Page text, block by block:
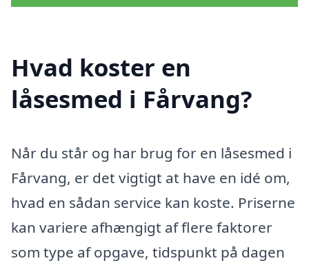
Hvad koster en
låsesmed i Fårvang?
Når du står og har brug for en låsesmed i
Fårvang, er det vigtigt at have en idé om,
hvad en sådan service kan koste. Priserne
kan variere afhængigt af flere faktorer
som type af opgave, tidspunkt på dagen